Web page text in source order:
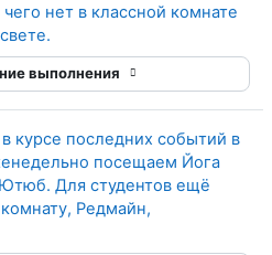
нет в классной комнате
выполнения
курсе последних событий в
посещаем Йога
Для студентов ещё
Редмайн,